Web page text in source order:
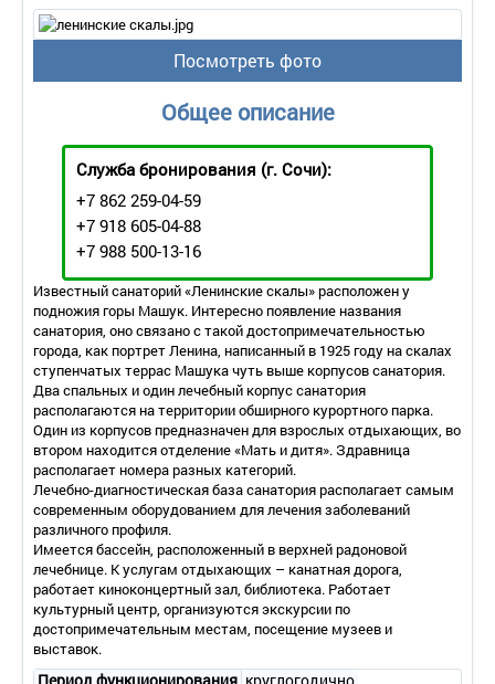
Посмотреть фото
Общее описание
Служба бронирования (г. Сочи):
+7 862 259-04-59
+7 918 605-04-88
+7 988 500-13-16
Известный санаторий «Ленинские скалы» расположен у
подножия горы Машук. Интересно появление названия
санатория, оно связано с такой достопримечательностью
города, как портрет Ленина, написанный в 1925 году на скалах
ступенчатых террас Машука чуть выше корпусов санатория.
Два спальных и один лечебный корпус санатория
располагаются на территории обширного курортного парка.
Один из корпусов предназначен для взрослых отдыхающих, во
втором находится отделение «Мать и дитя». Здравница
располагает номера разных категорий.
Лечебно-диагностическая база санатория располагает самым
современным оборудованием для лечения заболеваний
различного профиля.
Имеется бассейн, расположенный в верхней радоновой
лечебнице. К услугам отдыхающих – канатная дорога,
работает киноконцертный зал, библиотека. Работает
культурный центр, организуются экскурсии по
достопримечательным местам, посещение музеев и
выставок.